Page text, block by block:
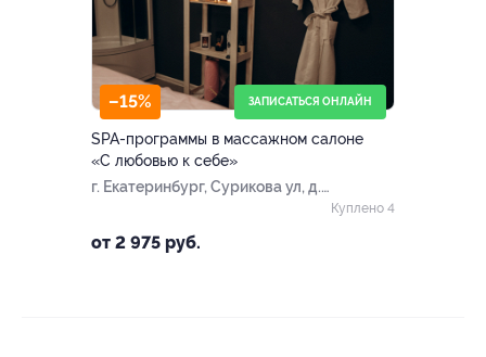
–15% ЗАПИСАТЬСЯ ОНЛАЙН
SPA-программы в массажном салоне
«С любовью к себе»
г. Екатеринбург, Сурикова ул, д.
от 2 975 руб.
Куплено 4